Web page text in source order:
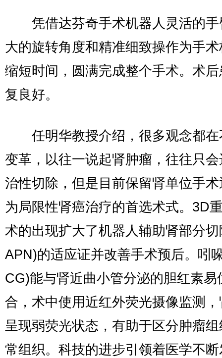
凭借达芬奇手术机器人灵活的手
大的旋转角度和精准细致操作为手
缩短时间，圆满完成整个手术。术
复良好。
任明华教授介绍，很多观念都在
变革，以往一说起肾肿瘤，往往只
治性切除，但是目前保留肾单位手
为局限性肾癌治疗的首选术式。3D
术的出现扩大了机器人辅助肾部分
APN)的适应证并改善手术预后。吲
CG)能与肾近曲小管分泌的胆红素易
合，术中使用近红外荧光摄像监测
呈现弱荧光状态，有助于区分肿瘤
常组织。科技的进步引领着医学不